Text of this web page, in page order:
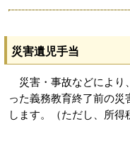
災害遺児手当
災害・事故などにより
った義務教育終了前の災
します。（ただし、所得